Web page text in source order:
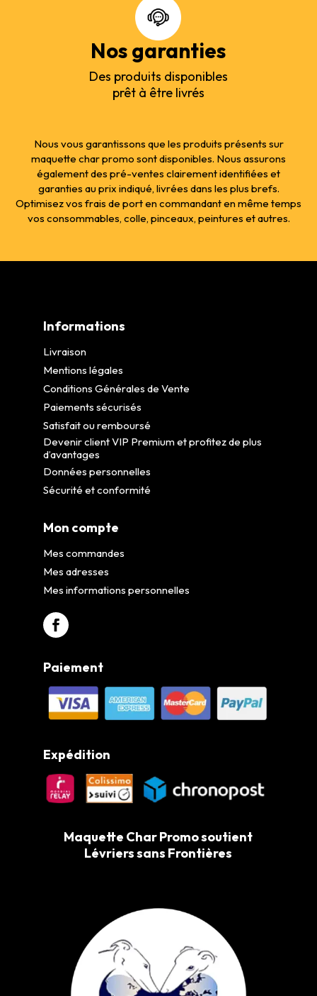
Nos garanties
Des produits disponibles
prêt à être livrés
Nous vous garantissons que les produits présents sur
maquette char promo sont disponibles. Nous assurons
également des pré-ventes clairement identifiées et
garanties au prix indiqué, livrées dans les plus brefs.
Optimisez vos frais de port en commandant en même temps
vos consommables, colle, pinceaux, peintures et autres.
Informations
Livraison
Mentions légales
Conditions Générales de Vente
Paiements sécurisés
Satisfait ou remboursé
Devenir client VIP Premium et profitez de plus
d’avantages
Données personnelles
Sécurité et conformité
Mon compte
Mes commandes
Mes adresses
Mes informations personnelles
Paiement
Expédition
Maquette Char Promo soutient
Lévriers sans Frontières